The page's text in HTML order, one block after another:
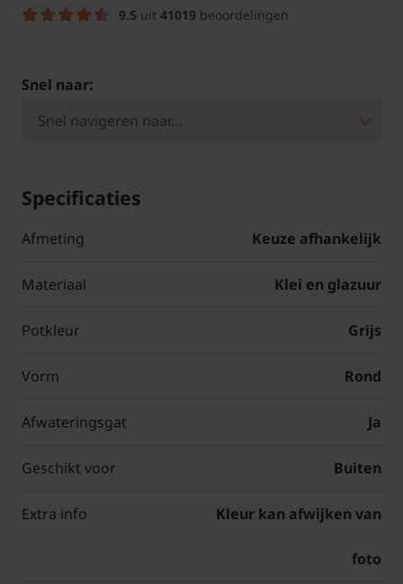
9.5 uit 41019 beoordelingen
Snel naar:
Specificaties
Afmeting Keuze afhankelijk
Materiaal Klei en glazuur
Potkleur Grijs
Vorm Rond
Afwateringsgat Ja
Geschikt voor Buiten
Extra info Kleur kan afwijken van
foto